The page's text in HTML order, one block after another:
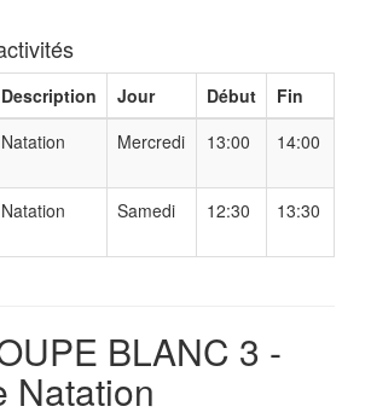
Description Jour Début
Fin
Natation Mercredi 13:00 14:00
Natation Samedi 12:30 13:30
BLANC 3 -
Natation